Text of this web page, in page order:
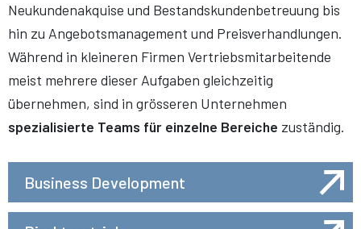
Neukundenakquise und Bestandskundenbetreuung bis
hin zu Angebotsmanagement und Preisverhandlungen.
Während in kleineren Firmen Vertriebsmitarbeitende
meist mehrere dieser Aufgaben gleichzeitig
übernehmen, sind in grösseren Unternehmen
spezialisierte Teams für einzelne Bereiche zuständig.
Business Development